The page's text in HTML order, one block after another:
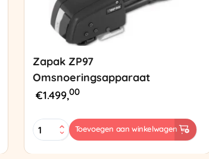
Zapak ZP97
Omsnoeringsapparaat
€1.499,00
Zapak
ZP97
Toevoegen aan winkelwagen